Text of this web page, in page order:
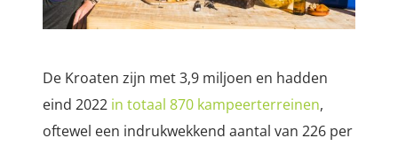
De Kroaten zijn met 3,9 miljoen en hadden
eind 2022 in totaal 870 kampeerterreinen,
oftewel een indrukwekkend aantal van 226 per